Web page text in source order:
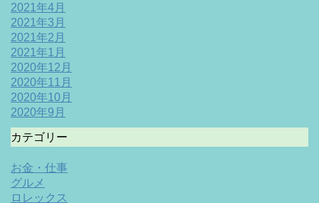
2021年4月
2021年3月
2021年2月
2021年1月
2020年12月
2020年11月
2020年10月
2020年9月
カテゴリー
お金・仕事
グルメ
ロレックス